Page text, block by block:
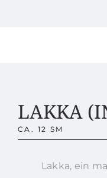
LAKKA
CA. 12 SM
Lakka, ein